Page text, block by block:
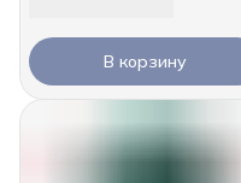
В корзину